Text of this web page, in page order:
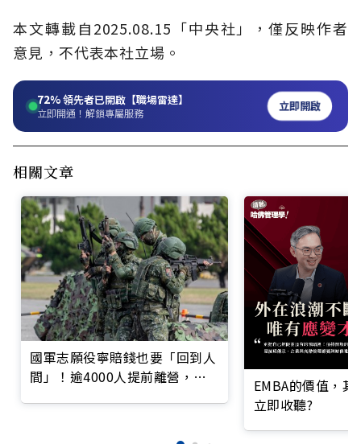
本文轉載自2025.08.15「中央社」，僅反映作者
意見，不代表本社立場。
72%領先者已開啟【職場雷達】
立即開通！解鎖專屬服務 立即開啟
相關文章
國軍志願役寧賠錢也要「回到人
間」！逾4000人提前離營，違
EMBA的價值，
立即收聽?